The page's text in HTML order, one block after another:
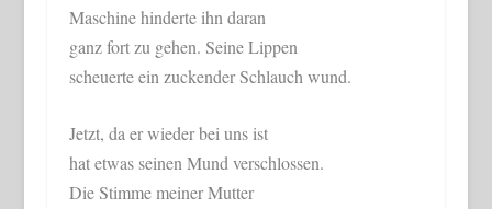
Maschine hinderte ihn daran
ganz fort zu gehen. Seine Lippen
scheuerte ein zuckender Schlauch wund.
Jetzt, da er wieder bei uns ist
hat etwas seinen Mund verschlossen.
Die Stimme meiner Mutter